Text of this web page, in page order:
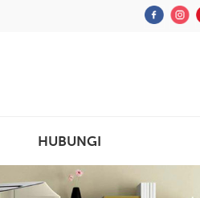
HUBUNGI